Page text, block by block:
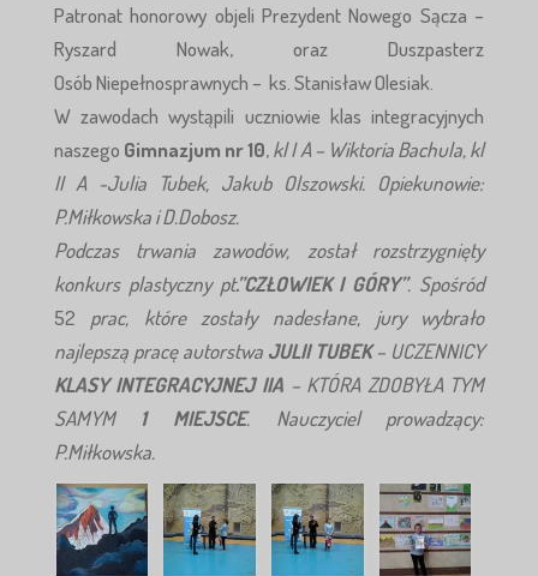
Patronat honorowy objeli Prezydent Nowego Sącza –
Ryszard Nowak, oraz Duszpasterz
Osób Niepełnosprawnych – ks. Stanisław Olesiak.
W zawodach wystąpili uczniowie klas integracyjnych
naszego Gimnazjum nr 10,kl I A – Wiktoria Bachula, kl
II A -Julia Tubek, Jakub Olszowski. Opiekunowie:
P.Miłkowska iD.Dobosz.
Podczas trwania zawodów, został rozstrzygnięty
konkurs plastyczny pt.”CZŁOWIEK I GÓRY”. Spośród
52 prac, które zostały nadesłane, jury wybrało
najlepszą pracę autorstwa JULII TUBEK– UCZENNICY
KLASY INTEGRACYJNEJ IIA– KTÓRA ZDOBYŁA TYM
SAMYM 1 MIEJSCE. Nauczyciel prowadzący:
P.Miłkowska.